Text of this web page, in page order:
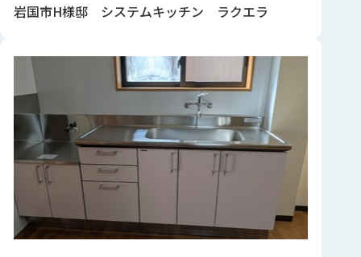
岩国市H様邸 システムキッチン ラクエラ